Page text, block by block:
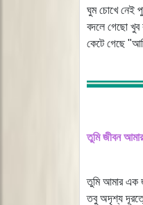
ঘুম চোখে নেই
বদলে গেছো
কেটে গেছে
তুমি জীবন আমার
তুমি আমার এক
তবু অদৃশ্য